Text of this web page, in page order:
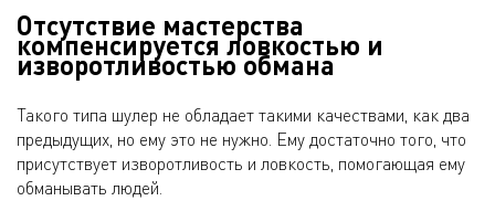
Отсутствие мастерства
компенсируется ловкостью и
изворотливостью обмана
Такого типа шулер не обладает такими качествами, как два
предыдущих, но ему это не нужно. Ему достаточно того, что
присутствует изворотливость и ловкость, помогающая ему
обманывать людей.